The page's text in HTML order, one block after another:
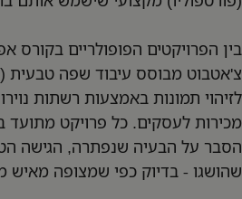
בין הפרויקטים הפופולריים בקורס
לזיהוי תמונות באמצעות רשתות
מכירות לעסקים. כל פרויקט מתועד
הסבר על הבעיה שנפתרה, הגישה
שהושגו - בדיוק כפי שמצופה מאיש